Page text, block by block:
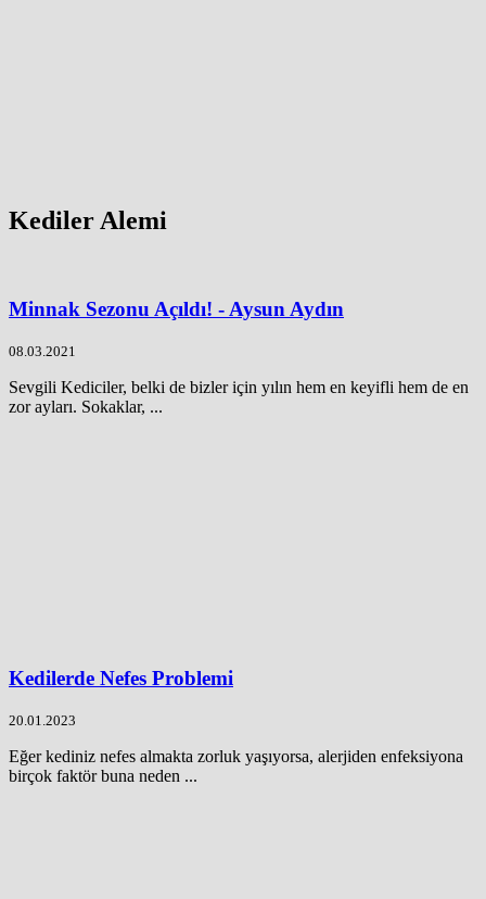
Kediler Alemi
Minnak Sezonu Açıldı! - Aysun Aydın
08.03.2021
Sevgili Kediciler, belki de bizler için yılın hem en keyifli hem de en
zor ayları. Sokaklar, ...
Kedilerde Nefes Problemi
20.01.2023
Eğer kediniz nefes almakta zorluk yaşıyorsa, alerjiden enfeksiyona
birçok faktör buna neden ...